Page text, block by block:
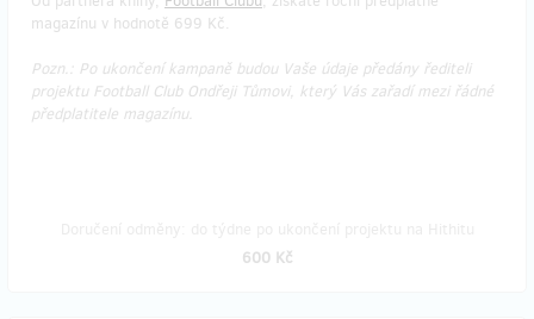
magazínu v hodnotě 699 Kč.
Pozn.: Po ukončení kampaně budou Vaše údaje předány řediteli
projektu Football Club Ondřeji Tůmovi, který Vás zařadí mezi řádné
předplatitele magazínu.
600 Kč